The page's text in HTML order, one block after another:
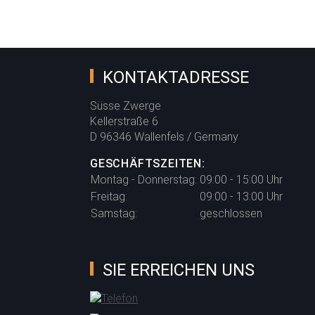
KONTAKTADRESSE
Süsse Zwerge
Kellerstraße 6
D 96346 Wallenfels / Germany
GESCHÄFTSZEITEN:
Montag - Donnerstag: 09:00 - 15:00 Uhr
Freitag:
09:00 - 13:00 Uhr
Samstag:
geschlossen
SIE ERREICHEN UNS